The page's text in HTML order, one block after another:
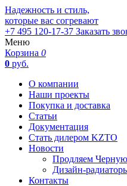
Надежность и стиль,
которые вас согревают
+7 495 120-17-37 Заказать
Меню
Корзина 0
0 руб.
О компании
Наши проекты
Покупка и доставка
Статьи
Документация
Стать дилером KZTO
Новости
Продляем Черную
Дизайн-
Контакты